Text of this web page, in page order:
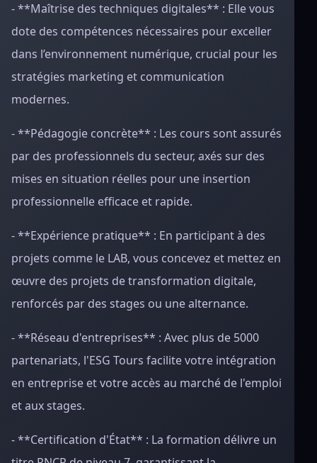
- **Maîtrise des techniques digitales** : Elle vous
dote des compétences nécessaires pour exceller
dans l’environnement numérique, crucial pour les
stratégies marketing et communication
modernes.
- **Pédagogie concrète** : Les cours sont assurés
par des professionnels du secteur, axés sur des
mises en situation réelles pour une insertion
professionnelle efficace et rapide.
- **Expérience pratique** : En participant à des
projets comme le LAB, vous concevez et mettez en
œuvre des projets de transformation digitale,
renforcés par des stages ou une alternance.
- **Réseau d'entreprises** : Avec plus de 5000
partenariats, l'ESG Tours facilite votre intégration
en entreprise et votre accès au marché de l'emploi
et aux stages.
- **Certification d'État** : La formation délivre un